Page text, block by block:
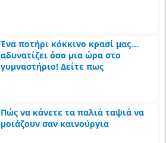
Ένα ποτήρι κόκκινο κρασί μας…
αδυνατίζει όσο μια ώρα στο
γυμναστήριο! Δείτε πως
Πώς να κάνετε τα παλιά ταψιά να
μοιάζουν σαν καινούργια